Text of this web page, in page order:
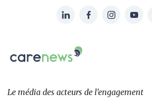
sur:
LinkedInFacebookInstagram
Carenews,
Le
des
Le média des acteurs de l'engagement